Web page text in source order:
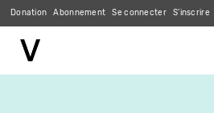
Donation Abonnement Se connecter S'inscrire